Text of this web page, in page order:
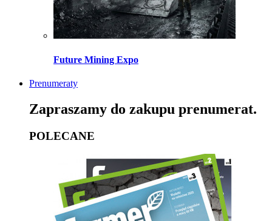
Future Mining Expo
Prenumeraty
Zapraszamy do zakupu prenumerat.
POLECANE